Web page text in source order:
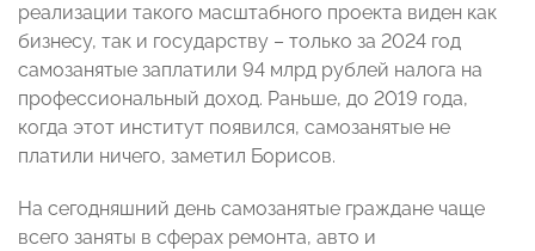
реализации такого масштабного проекта виден как
бизнесу, так и государству – только за 2024 год
самозанятые заплатили 94 млрд рублей налога на
профессиональный доход. Раньше, до 2019 года,
когда этот институт появился, самозанятые не
платили ничего, заметил Борисов.
На сегодняшний день самозанятые граждане чаще
всего заняты в сферах ремонта, авто и